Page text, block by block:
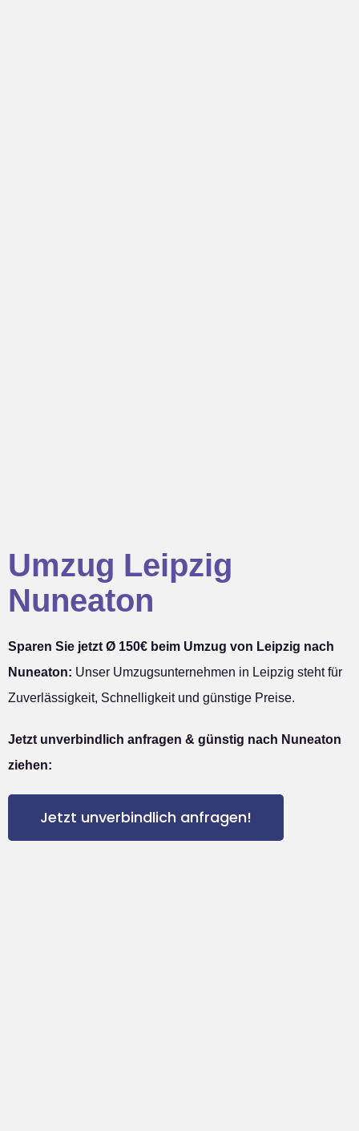
Umzug Leipzig
Nuneaton
Sparen Sie jetzt Ø 150€ beim Umzug von Leipzig nach
Nuneaton: Unser Umzugsunternehmen in Leipzig steht für
Zuverlässigkeit, Schnelligkeit und günstige Preise.
Jetzt unverbindlich anfragen & günstig nach Nuneaton
ziehen:
Jetzt unverbindlich anfragen!